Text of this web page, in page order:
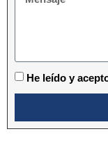
He leído y